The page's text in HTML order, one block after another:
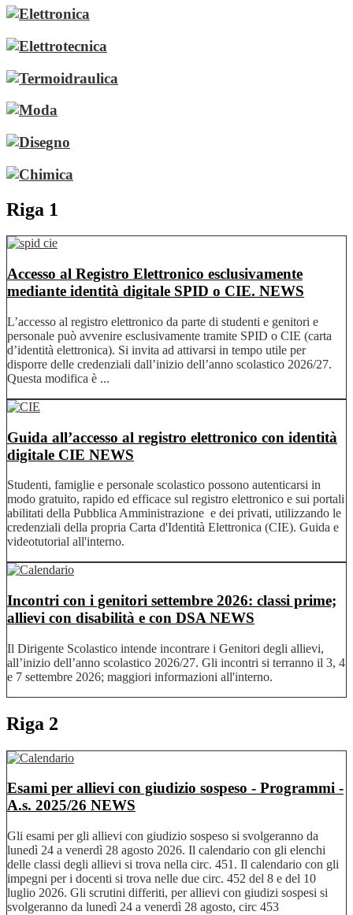
Riga 1
Accesso al Registro Elettronico esclusivamente
mediante identità digitale SPID o CIE. NEWS
L’accesso al registro elettronico da parte di studenti e genitori e
personale può avvenire esclusivamente tramite SPID o CIE (carta
d’identità elettronica). Si invita ad attivarsi in tempo utile per
disporre delle credenziali dall’inizio dell’anno scolastico 2026/27.
Questa modifica è ...
Guida all’accesso al registro elettronico con identità
digitale CIE NEWS
Studenti, famiglie e personale scolastico possono autenticarsi in
modo gratuito, rapido ed efficace sul registro elettronico e sui portali
abilitati della Pubblica Amministrazione e dei privati, utilizzando le
credenziali della propria Carta d'Identità Elettronica (CIE). Guida e
videotutorial all'interno.
Incontri con i genitori settembre 2026: classi prime;
allievi con disabilità e con DSA NEWS
Il Dirigente Scolastico intende incontrare i Genitori degli allievi,
all’inizio dell’anno scolastico 2026/27. Gli incontri si terranno il 3, 4
e 7 settembre 2026; maggiori informazioni all'interno.
Riga 2
Esami per allievi con giudizio sospeso - Programmi -
A.s. 2025/26 NEWS
Gli esami per gli allievi con giudizio sospeso si svolgeranno da
lunedì 24 a venerdì 28 agosto 2026. Il calendario con gli elenchi
delle classi degli allievi si trova nella circ. 451. Il calendario con gli
impegni per i docenti si trova nelle due circ. 452 del 8 e del 10
luglio 2026. Gli scrutini differiti, per allievi con giudizi sospesi si
svolgeranno da lunedì 24 a venerdì 28 agosto, circ 453